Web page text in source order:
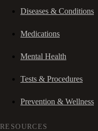
Diseases & Conditions
Medications
Mental Health
Tests & Procedures
Prevention & Wellness
RESOURCES